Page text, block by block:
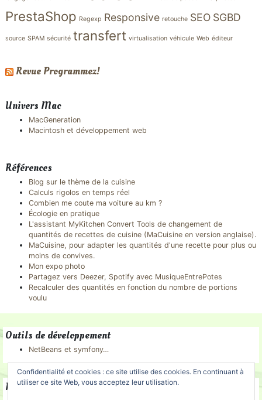
PrestaShop Regexp Responsive retouche SEO SGBD
source SPAM sécurité transfert virtualisation véhicule Web éditeur
Revue Programmez!
Univers Mac
MacGeneration
Macintosh et développement web
Références
Blog sur le thème de la cuisine
Calculs rigolos en temps réel
Combien me coute ma voiture au km ?
Écologie en pratique
L'assistant MyKitchen Convert Tools de changement de
quantités de recettes de cuisine (MaCuisine en version anglaise).
MaCuisine, pour adapter les quantités d'une recette pour plus ou
moins de convives.
Mon expo photo
Partagez vers Deezer, Spotify avec MusiqueEntrePotes
Recalculer des quantités en fonction du nombre de portions
voulu
Outils de développement
NetBeans et symfony…
Partenaires
Confidentialité et cookies : ce site utilise des cookies. En continuant à
utiliser ce site Web, vous acceptez leur utilisation.